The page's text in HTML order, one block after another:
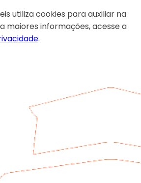
utiliza cookies para auxiliar na
maiores informações, acesse a
.